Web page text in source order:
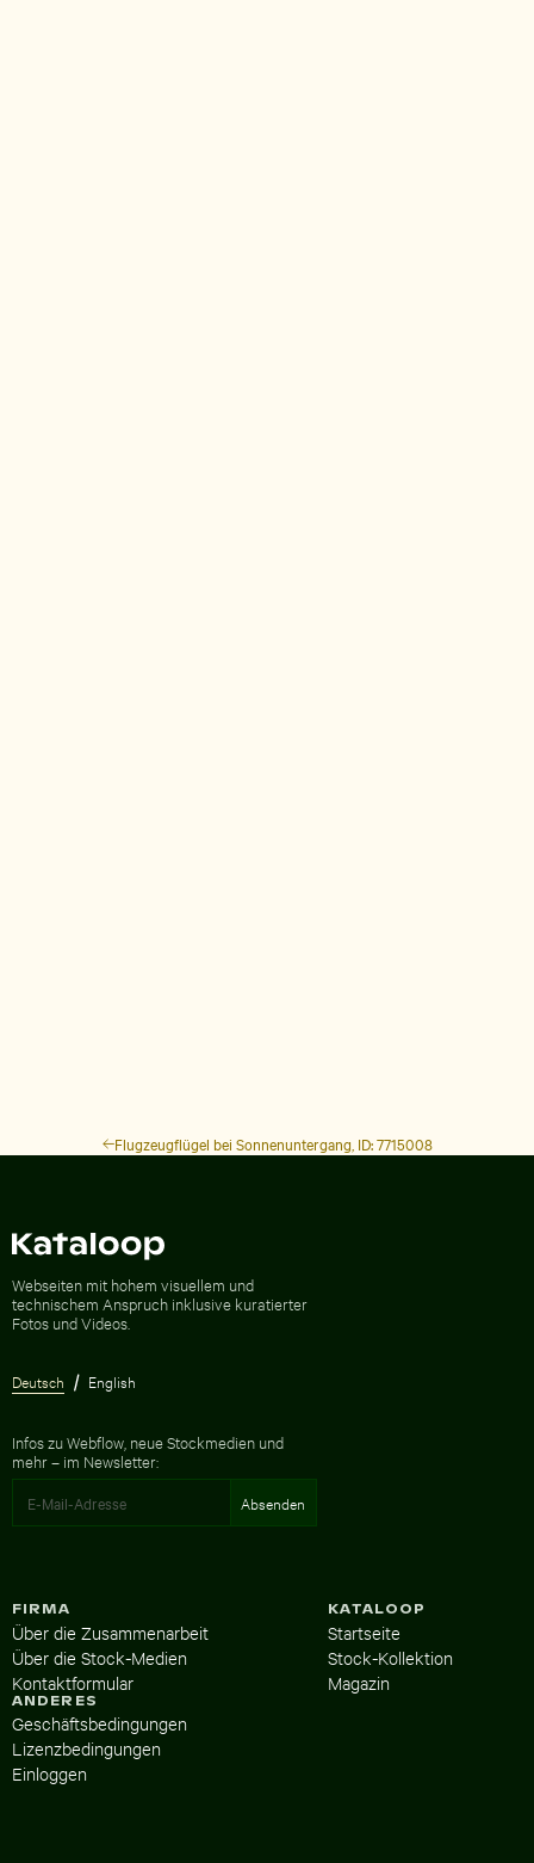
Flugzeugflügel bei Sonnenuntergang, ID: 7715008
Webseiten mit hohem visuellem und
technischem Anspruch inklusive kuratierter
Fotos und Videos.
Deutsch English
Infos zu Webflow, neue Stockmedien und
mehr – im Newsletter:
KATALOOP
Startseite
Stock-Kollektion
Magazin
FIRMA
Über die Zusammenarbeit
Über die Stock-Medien
Kontaktformular
ANDERES
Geschäftsbedingungen
Lizenzbedingungen
Einloggen